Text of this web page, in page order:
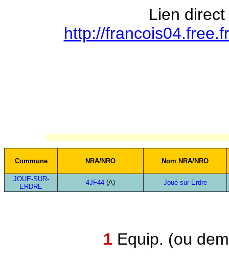
Lien
http://
Commune NRA/NRO Nom NRA/NRO
JOUE-SUR-
ERDRE
4JF44 (A) Joué-sur-Erdre
1 Equip. (ou